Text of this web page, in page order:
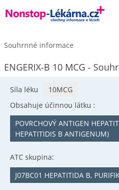
Souhrnné informace
ENGERIX-B 10 MCG -
Síla léku
10MCG
Obsahuje účinnou látku :
POVRCHOVÝ ANTIGEN
HEPATITIDIS B ANTIGENUM)
ATC skupina:
J07BC01 HEPATITIDA B,